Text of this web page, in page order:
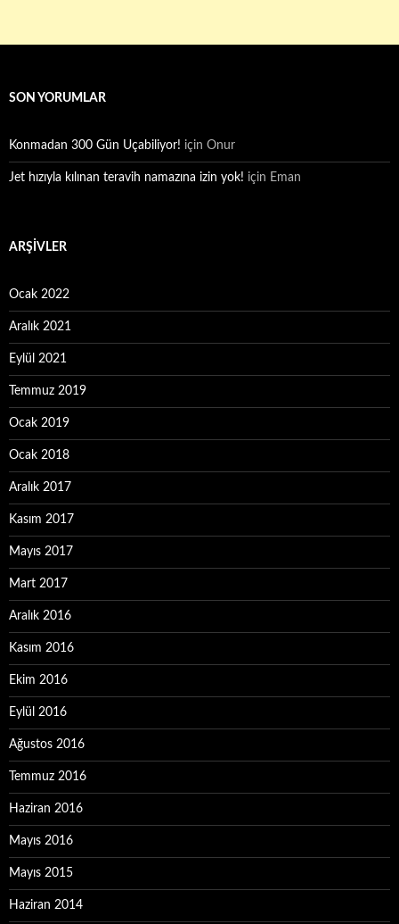
SON YORUMLAR
Konmadan 300 Gün Uçabiliyor! için Onur
Jet hızıyla kılınan teravih namazına izin yok! için Eman
ARŞIVLER
Ocak 2022
Aralık 2021
Eylül 2021
Temmuz 2019
Ocak 2019
Ocak 2018
Aralık 2017
Kasım 2017
Mayıs 2017
Mart 2017
Aralık 2016
Kasım 2016
Ekim 2016
Eylül 2016
Ağustos 2016
Temmuz 2016
Haziran 2016
Mayıs 2016
Mayıs 2015
Haziran 2014